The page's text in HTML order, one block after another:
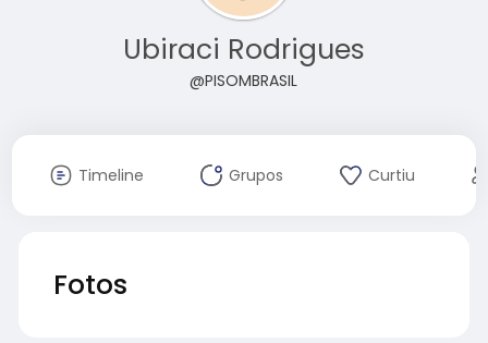
Ubiraci Rodrigues
@PISOMBRASIL
Timeline Grupos Curtiu
Fotos